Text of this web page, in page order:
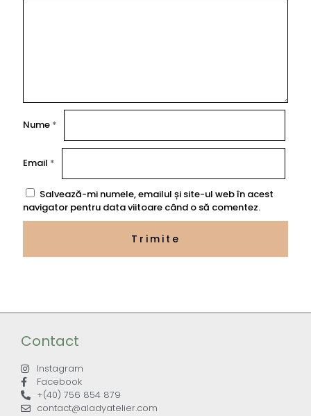
Nume *
Email *
Salvează-mi numele, emailul și site-ul web în acest
navigator pentru data viitoare când o să comentez.
Contact
Instagram
Facebook
+(40) 756 854 879
contact@aladyatelier.com